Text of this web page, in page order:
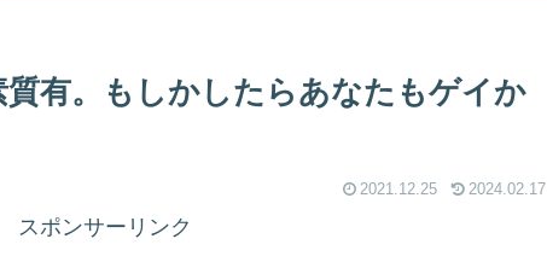
有。もしかしたらあなたもゲイか
2021.12.25 2024.02.17
スポンサーリンク